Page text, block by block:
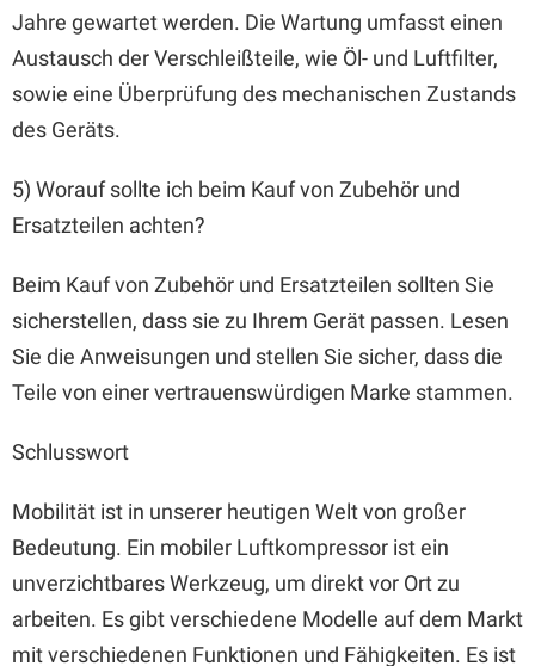
Jahre gewartet werden. Die Wartung umfasst einen
Austausch der Verschleißteile, wie Öl- und Luftfilter,
sowie eine Überprüfung des mechanischen Zustands
des Geräts.
5) Worauf sollte ich beim Kauf von Zubehör und
Ersatzteilen achten?
Beim Kauf von Zubehör und Ersatzteilen sollten Sie
sicherstellen, dass sie zu Ihrem Gerät passen. Lesen
Sie die Anweisungen und stellen Sie sicher, dass die
Teile von einer vertrauenswürdigen Marke stammen.
Schlusswort
Mobilität ist in unserer heutigen Welt von großer
Bedeutung. Ein mobiler Luftkompressor ist ein
unverzichtbares Werkzeug, um direkt vor Ort zu
arbeiten. Es gibt verschiedene Modelle auf dem Markt
mit verschiedenen Funktionen und Fähigkeiten. Es ist